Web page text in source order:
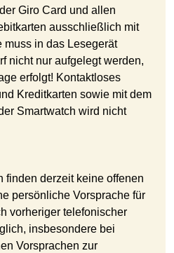
Giro Card und allen
ausschließlich mit
muss in das Lesegerät
nicht nur aufgelegt werden,
erfolgt! Kontaktloses
Kreditkarten sowie mit dem
Smartwatch wird nicht
finden derzeit keine offenen
persönliche Vorsprache für
vorheriger telefonischer
insbesondere bei
Vorsprachen zur